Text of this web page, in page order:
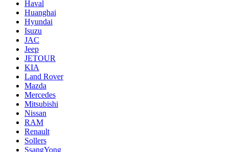
Haval
Huanghai
Hyundai
Isuzu
JAC
Jeep
JETOUR
KIA
Land Rover
Mazda
Mercedes
Mitsubishi
Nissan
RAM
Renault
Sollers
SsangYong